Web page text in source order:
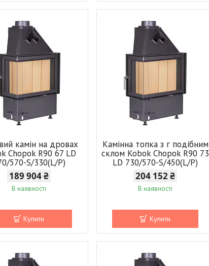
камін на дровах
Chopok R90 67 LD
570-S/330(L/P)
189 904 ₴
В наявності
Купити
Камінна топка з г подібним
склом Kobok Chopok R90 73
LD 730/570-S/450(L/P)
204 152 ₴
В наявності
Купити